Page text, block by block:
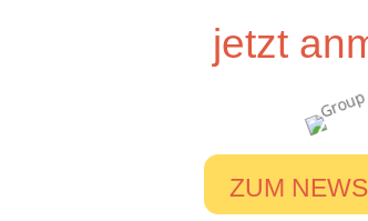
jetzt
ZUM